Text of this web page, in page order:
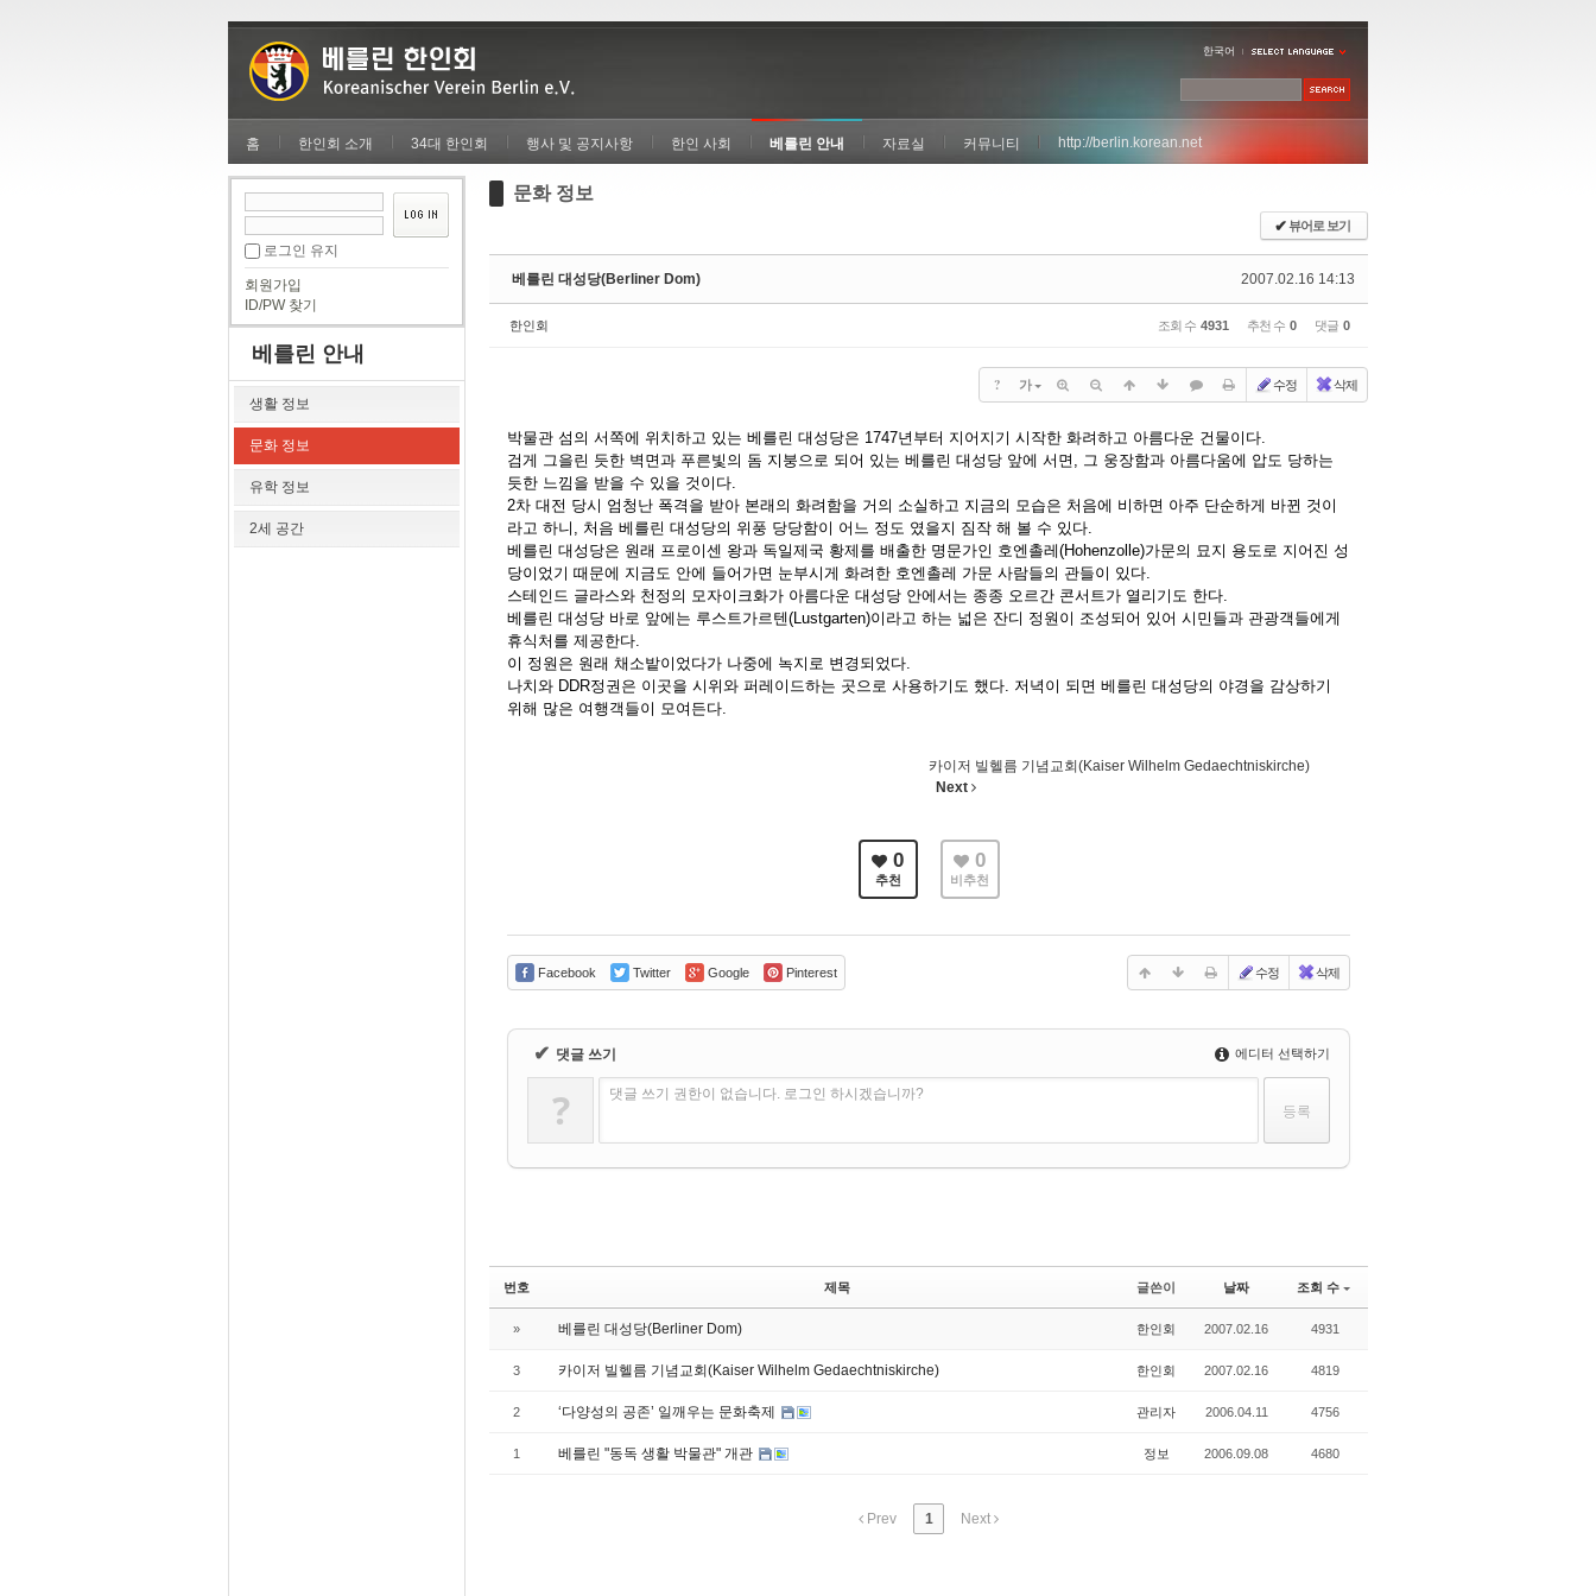
한국어
홈 한인회 소개 34대 한인회 행사 및 공지사항 한인 사회 베를린 안내 자료실 커뮤니티 http://berlin.korean.net
로그인 유지
회원가입
ID/PW 찾기
베를린 안내
생활 정보
문화 정보
유학 정보
2세 공간
문화 정보
✔뷰어로 보기
2007.02.16 14:13
베를린 대성당(Berliner Dom)
한인회 조회 수 4931 추천 수 0 댓글 0
? 가 수정 삭제
박물관 섬의 서쪽에 위치하고 있는 베를린 대성당은 1747년부터 지어지기 시작한 화려하고 아름다운 건물이다.
검게 그을린 듯한 벽면과 푸른빛의 돔 지붕으로 되어 있는 베를린 대성당 앞에 서면, 그 웅장함과 아름다움에 압도 당하는
듯한 느낌을 받을 수 있을 것이다.
2차 대전 당시 엄청난 폭격을 받아 본래의 화려함을 거의 소실하고 지금의 모습은 처음에 비하면 아주 단순하게 바뀐 것이
라고 하니, 처음 베를린 대성당의 위풍 당당함이 어느 정도 였을지 짐작 해 볼 수 있다.
베를린 대성당은 원래 프로이센 왕과 독일제국 황제를 배출한 명문가인 호엔촐레(Hohenzolle)가문의 묘지 용도로 지어진 성
당이었기 때문에 지금도 안에 들어가면 눈부시게 화려한 호엔촐레 가문 사람들의 관들이 있다.
스테인드 글라스와 천정의 모자이크화가 아름다운 대성당 안에서는 종종 오르간 콘서트가 열리기도 한다.
베를린 대성당 바로 앞에는 루스트가르텐(Lustgarten)이라고 하는 넓은 잔디 정원이 조성되어 있어 시민들과 관광객들에게
휴식처를 제공한다.
이 정원은 원래 채소밭이었다가 나중에 녹지로 변경되었다.
나치와 DDR정권은 이곳을 시위와 퍼레이드하는 곳으로 사용하기도 했다. 저녁이 되면 베를린 대성당의 야경을 감상하기
위해 많은 여행객들이 모여든다.
카이저 빌헬름 기념교회(Kaiser Wilhelm Gedaechtniskirche)
Next
0
추천
0
비추천
Facebook Twitter Google Pinterest 수정 삭제
✔ 댓글 쓰기 에디터 선택하기
? 댓글 쓰기 권한이 없습니다. 로그인 하시겠습니까?
번호 제목 글쓴이 날짜 조회 수
» 베를린 대성당(Berliner Dom) 한인회 2007.02.16 4931
3 카이저 빌헬름 기념교회(Kaiser Wilhelm Gedaechtniskirche) 한인회 2007.02.16 4819
2 ‘다양성의 공존’ 일깨우는 문화축제 관리자 2006.04.11 4756
1 베를린 "동독 생활 박물관" 개관 정보 2006.09.08 4680
Prev 1 Next
Sketchbook5, 스케치북5
Sketchbook5, 스케치북5
Sketchbook5, 스케치북5